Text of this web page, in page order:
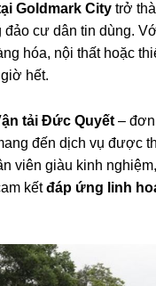
Goldmark City trở
cư dân tin dùng.
hóa, nội thất hoặc
hết.
tải Đức Quyết –
đến dịch vụ được
viên giàu kinh
kếtđáp ứng linh